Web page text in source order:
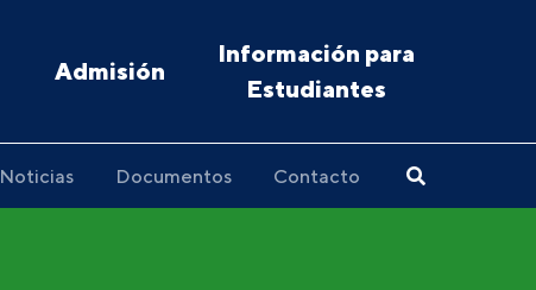
Admisión
Información para
Estudiantes
Noticias Documentos Contacto